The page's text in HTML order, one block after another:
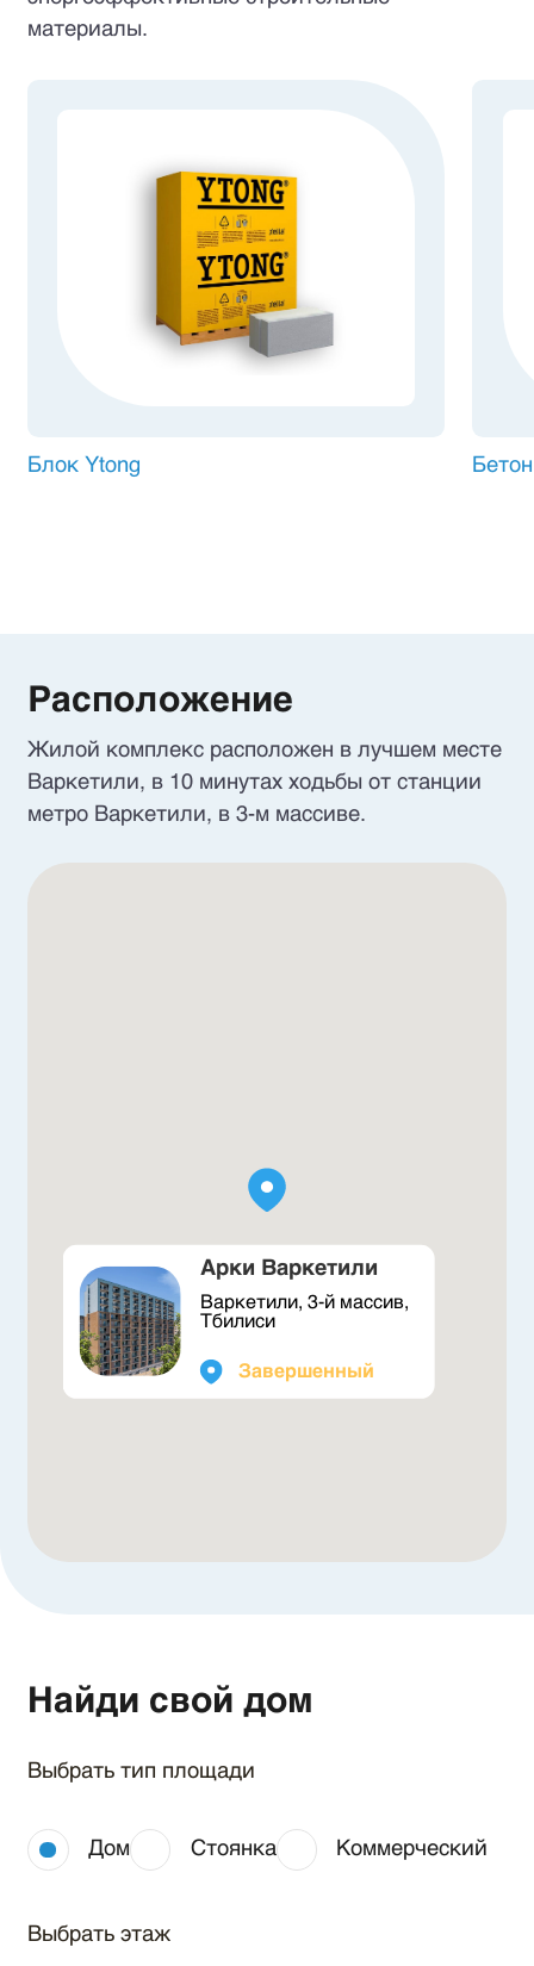
материалы.
Блок Ytong
Расположение
Жилой комплекс расположен в лучшем месте
Варкетили, в 10 минутах ходьбы от станции
метро Варкетили, в 3-м массиве.
Арки Варкетили
Варкетили, 3-й массив,
Тбилиси
Завершенный
Найди свой дом
Выбрать тип площади
Дом Стоянка Коммерческий
Выбрать этаж